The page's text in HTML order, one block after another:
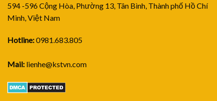
594 -596 Cộng Hòa, Phường 13, Tân Bình, Thành phố Hồ Chí
Minh, Việt Nam
Hotline:0981.683.805
Mail: lienhe@kstvn.com